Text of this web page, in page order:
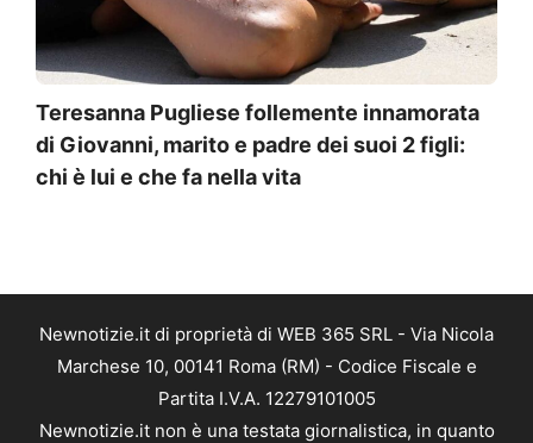
Teresanna Pugliese follemente innamorata
di Giovanni, marito e padre dei suoi 2 figli:
chi è lui e che fa nella vita
Newnotizie.it di proprietà di WEB 365 SRL - Via Nicola
Marchese 10, 00141 Roma (RM) - Codice Fiscale e
Partita I.V.A. 12279101005
Newnotizie.it non è una testata giornalistica, in quanto